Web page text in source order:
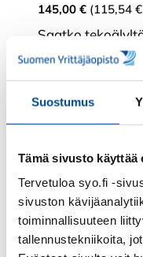
Suostumus
Tämä sivusto käyttää
Tervetuloa syo.fi -
sivuston
toiminnallisuuteen
tallennustekniikoita,
145,00 € (115,54 €
Saatko
kehottamaan
Lisää
245,00€ (195,22€